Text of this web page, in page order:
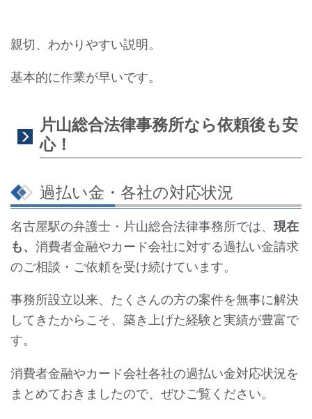
親切、わかりやすい説明。
基本的に作業が早いです。
片山総合法律事務所なら依頼後も安
心！
過払い金・各社の対応状況
名古屋駅の弁護士・片山総合法律事務所では、 現在
も、 消費者金融やカード会社に対する過払い金請求
のご相談・ご依頼を受け続けています。
事務所設立以来、たくさんの方の案件を無事に解決
してきたからこそ、築き上げた経験と実績が豊富で
す。
消費者金融やカード会社各社の過払い金対応状況を
まとめておきましたので、ぜひご覧ください。